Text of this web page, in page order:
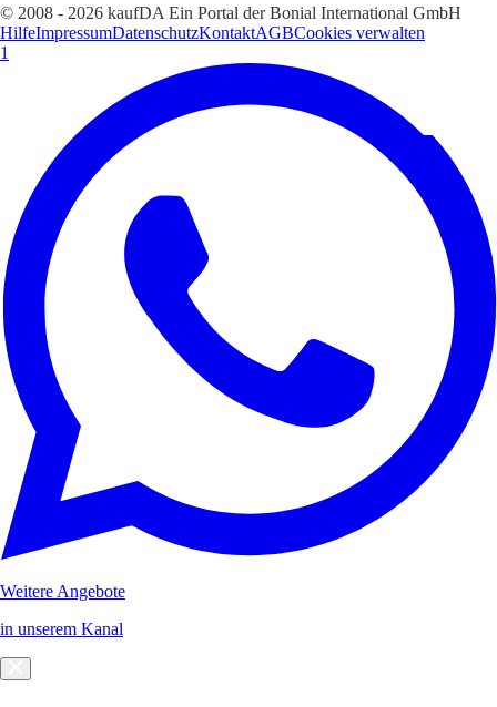
© 2008 - 2026 kaufDA Ein Portal der Bonial International GmbH
HilfeImpressumDatenschutzKontaktAGBCookies verwalten
1
Weitere Angebote
in unserem Kanal